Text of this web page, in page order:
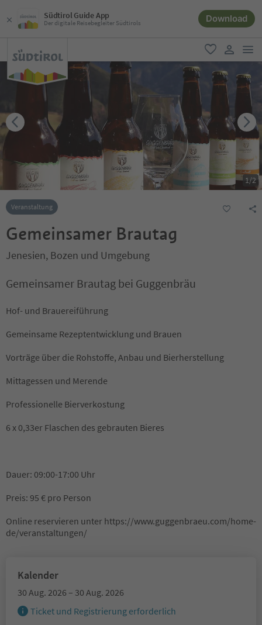
Südtirol Guide App
Der digitale Reisebegleiter Südtirols Download
favorit
user link
1/2
Veranstaltung
Gemeinsamer Brautag
Jenesien, Bozen und Umgebung
Gemeinsamer Brautag bei Guggenbräu
Hof- und Brauereiführung
Gemeinsame Rezeptentwicklung und Brauen
Vorträge über die Rohstoffe, Anbau und Bierherstellung
Mittagessen und Merende
Professionelle Bierverkostung
6 x 0,33er Flaschen des gebrauten Bieres
Dauer: 09:00-17:00 Uhr
Preis: 95 € pro Person
Online reservieren unter https://www.guggenbraeu.com/home-
de/veranstaltungen/
Kalender
30 Aug. 2026 – 30 Aug. 2026
Ticket und Registrierung erforderlich